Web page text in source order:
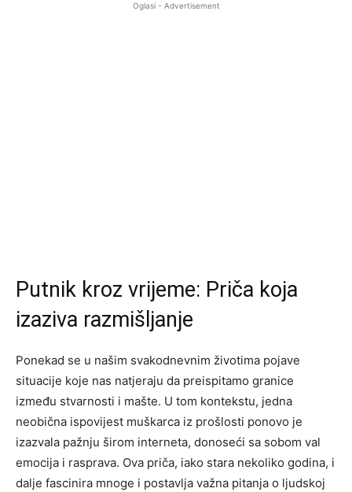
Oglasi - Advertisement
Putnik kroz vrijeme: Priča koja
izaziva razmišljanje
Ponekad se u našim svakodnevnim životima pojave
situacije koje nas natjeraju da preispitamo granice
između stvarnosti i mašte. U tom kontekstu, jedna
neobična ispovijest muškarca iz prošlosti ponovo je
izazvala pažnju širom interneta, donoseći sa sobom val
emocija i rasprava. Ova priča, iako stara nekoliko godina, i
dalje fascinira mnoge i postavlja važna pitanja o ljudskoj